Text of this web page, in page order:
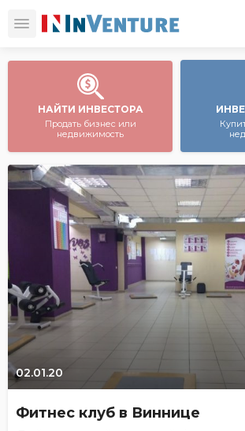
НАЙТИ ИНВЕСТОРА
Продать бизнес или
недвижимость
02.01.20
Фитнес клуб в Виннице